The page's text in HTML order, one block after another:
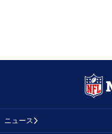
ニュース